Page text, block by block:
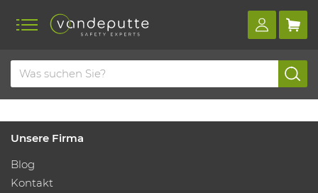
Unsere Firma
Blog
Kontakt